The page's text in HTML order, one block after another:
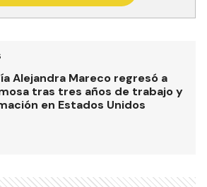
Alejandra Mareco regresó a
tras tres años de trabajo y
en Estados Unidos